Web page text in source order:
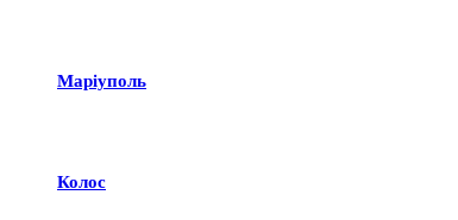
Маріуполь
Колос